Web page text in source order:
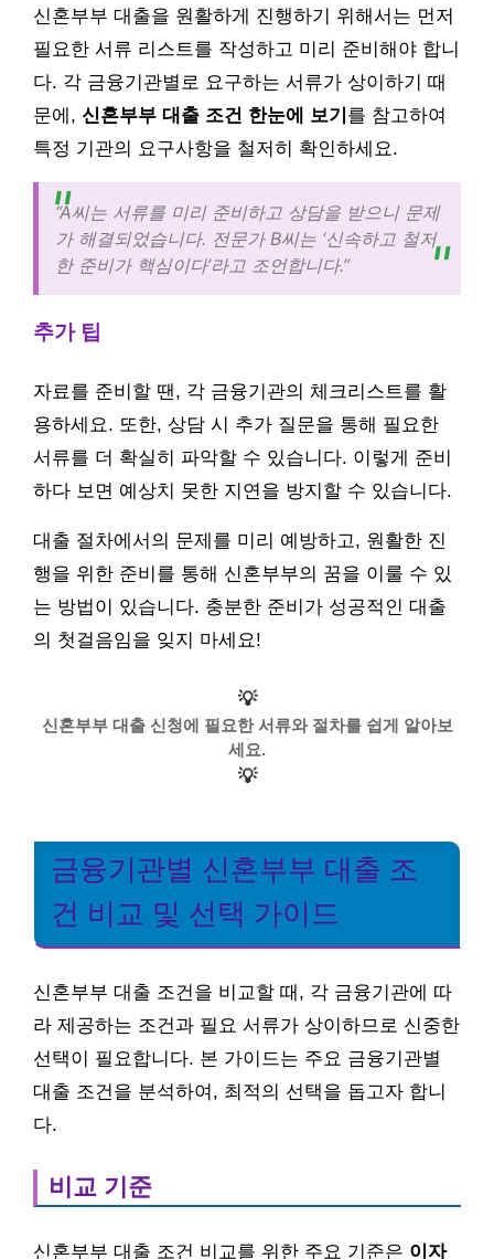
신혼부부 대출을 원활하게 진행하기 위해서는 먼저
필요한 서류 리스트를 작성하고 미리 준비해야 합니
다. 각 금융기관별로 요구하는 서류가 상이하기 때
문에, 신혼부부 대출 조건 한눈에 보기 를 참고하여
특정 기관의 요구사항을 철저히 확인하세요.
“A씨는 서류를 미리 준비하고 상담을 받으니 문제
가 해결되었습니다. 전문가 B씨는 ‘신속하고 철저
한 준비가 핵심이다’라고 조언합니다.”
추가 팁
자료를 준비할 땐, 각 금융기관의 체크리스트를 활
용하세요. 또한, 상담 시 추가 질문을 통해 필요한
서류를 더 확실히 파악할 수 있습니다. 이렇게 준비
하다 보면 예상치 못한 지연을 방지할 수 있습니다.
대출 절차에서의 문제를 미리 예방하고, 원활한 진
행을 위한 준비를 통해 신혼부부의 꿈을 이룰 수 있
는 방법이 있습니다. 충분한 준비가 성공적인 대출
의 첫걸음임을 잊지 마세요!
💡
신혼부부 대출 신청에 필요한 서류와 절차를 쉽게 알아보
세요.
💡
금융기관별 신혼부부 대출 조
건 비교 및 선택 가이드
신혼부부 대출 조건을 비교할 때, 각 금융기관에 따
라 제공하는 조건과 필요 서류가 상이하므로 신중한
선택이 필요합니다. 본 가이드는 주요 금융기관별
대출 조건을 분석하여, 최적의 선택을 돕고자 합니
다.
비교 기준
신혼부부 대출 조건 비교를 위한 주요 기준은 이자